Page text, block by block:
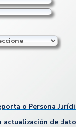
o Persona
actualización de